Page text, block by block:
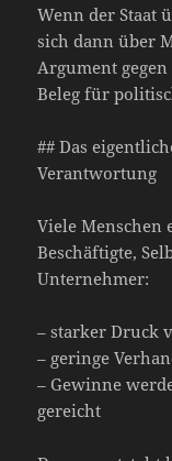
Wenn der Staat
sich dann über
Argument
Beleg für
## Das
Verantwortung
Viele Menschen
Beschäftigte,
Unternehmer:
– starker Druck
– geringe
– Gewinne
gereicht